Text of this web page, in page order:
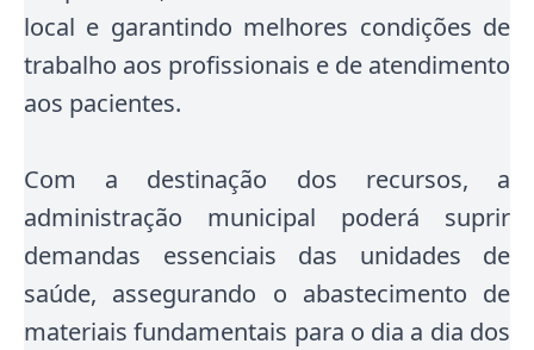
local e garantindo melhores condições de
trabalho aos profissionais e de atendimento
aos pacientes.
Com a destinação dos recursos, a
administração municipal poderá suprir
demandas essenciais das unidades de
saúde, assegurando o abastecimento de
materiais fundamentais para o dia a dia dos